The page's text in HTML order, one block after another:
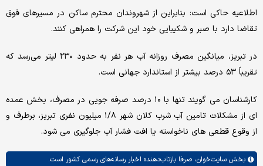
اطلاعیه حاکی است: بنابراین از شهروندان محترم ساکن در مسیرهای فوق
تقاضا دارد با صبر و شکیبایی خود این شرکت را همراهی کنند.
در تبریز، میانگین مصرف روزانه آب هر نفر به حدود ۲۳۰ لیتر می‌رسد که
تقریباً ۵۳ درصد بیشتر از استاندارد جهانی است.
کارشناسان می گویند تنها با ۱۰ درصد صرفه جویی در مصرف، بخش عمده
ای از مشکلات تامین آب شرب کلان شهر ۱/۸ میلیون نفری تبریز، برطرف و
از وقوع قطعی های ناخواسته یا افت فشار آب جلوگیری می شود.
بخش سایت‌خوان، صرفا بازتاب‌دهنده اخبار رسانه‌های رسمی کشور است.